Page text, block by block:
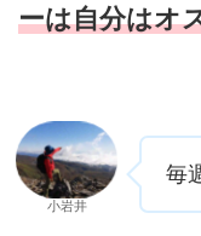
ーは自分はオ
小岩井
毎